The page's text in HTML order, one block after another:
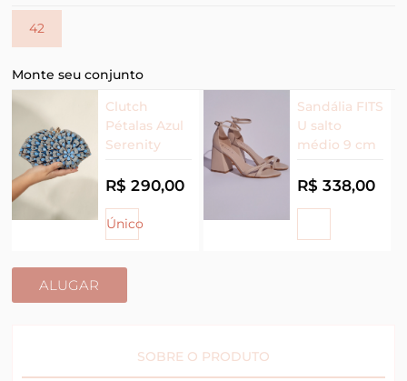
42
Monte seu conjunto
Clutch
Pétalas Azul
Serenity
R$ 290,00
Único
Sandália FITS
U salto
médio 9 cm
R$ 338,00
ALUGAR
SOBRE O PRODUTO